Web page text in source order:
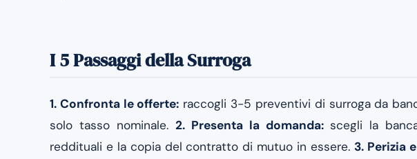
I 5 Passaggi della Surroga
1. Confronta le offerte: raccogli 3-5 preventivi di surroga da
solo tasso nominale. 2. Presenta la domanda:scegli la
reddituali e la copia del contratto di mutuo in essere. 3. Perizia